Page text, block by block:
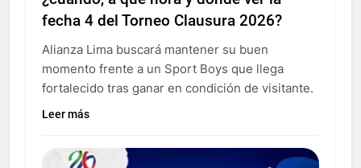
fecha 4 del Torneo Clausura 2026?
Alianza Lima buscará mantener su buen
momento frente a un Sport Boys que llega
fortalecido tras ganar en condición de visitante.
Leer más